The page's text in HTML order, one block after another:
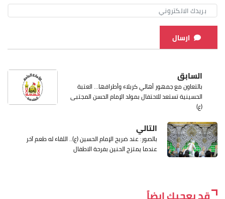
ارسال
السابق
بالتعاون مع جمهور أهالي كربلاء وأطرافها… العتبة
الحسينية تستعد للاحتفال بمولد الإمام الحسن المجتبى
(ع)
التالي
بالصور: عند ضريح الإمام الحسين (ع).. اللقاء له طعم آخر
عندما يمتزج الحنين بفرحة الاطفال